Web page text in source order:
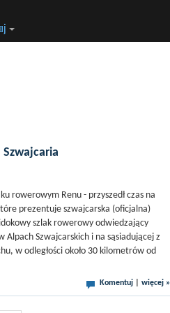
rowerowym Renu - przyszedł czas na
prezentuje szwajcarska (oficjalna)
szlak rowerowy odwiedzający
Szwajcarskich i na sąsiadującej z
w odległości około 30 kilometrów od
Komentuj więcej »